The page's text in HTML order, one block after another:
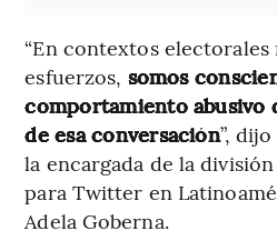
“En contextos electorales
esfuerzos, somos
comportamiento abusivo
de esa conversación”,
la encargada de la
para Twitter en
Adela Goberna.